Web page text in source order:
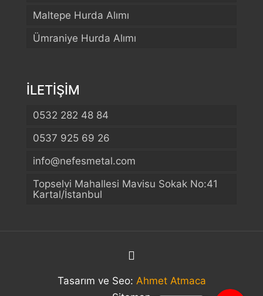
Maltepe Hurda Alımı
Ümraniye Hurda Alımı
İLETİŞİM
0532 282 48 84
0537 925 69 26
info@nefesmetal.com
Topselvi Mahallesi Mavisu Sokak No:41
Kartal/İstanbul
Tasarım ve Seo: Ahmet Atmaca
Telefon